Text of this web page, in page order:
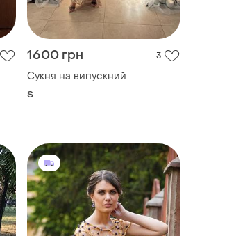
1600 грн 3
Сукня на випускний
S